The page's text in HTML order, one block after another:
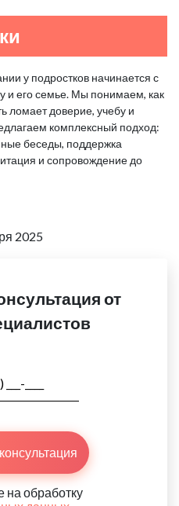
у подростков начинается с
и его семье. Мы понимаем, как
ломает доверие, учебу и
комплексный подход:
беседы, поддержка
и сопровождение до
2025
от
на обработку